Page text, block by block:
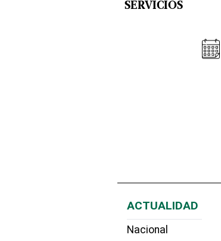
SERVICIOS
ACTUALIDAD
Nacional